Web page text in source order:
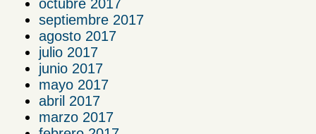
octubre 2017
septiembre 2017
agosto 2017
julio 2017
junio 2017
mayo 2017
abril 2017
marzo 2017